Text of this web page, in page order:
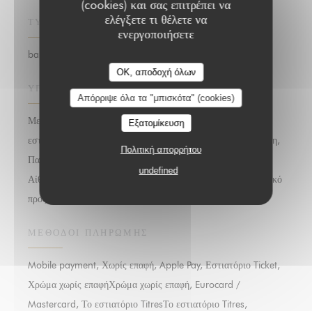
(cookies) και σας επιτρέπει να
ελέγξετε τι θέλετε να
ενεργοποιήσετε
OK, αποδοχή όλων
Απόρριψε όλα τα "μπισκότα" (cookies)
Εξατομίκευση
Πολιτική απορρήτου
undefined
ΤΎΠΟΣ ΕΠΙΧΕΊΡΗΣΗΣ
bar restaurant terrasse, Bar Restaurant Rooftop
ΥΠΗΡΕΣΊΕΣ
Μεσημεριανό, Ιδιωτικό δωμάτιο, ιδιωτικοποίηση του
εστιατορίου, Ιδιωτική μίσθωση, Απενεργοποιημένη πρόσβαση,
Πανοραμική θέα από την Αίθριο, Rooftop Privatization,
Αίθουσα χορού, Νύχτες χορού, Εκδηλώσεις, Σεμινάρια, Φιλικό
προς τα ζώα, WIFI, ταράτσα
ΜΈΘΟΔΟΙ ΠΛΗΡΩΜΉΣ
Mobile payment, Χωρίς επαφή, Apple Pay, Εστιατόριο Ticket,
Χρώμα χωρίς επαφήΧρώμα χωρίς επαφή, Eurocard /
Mastercard, Το εστιατόριο TitresΤο εστιατόριο Titres,